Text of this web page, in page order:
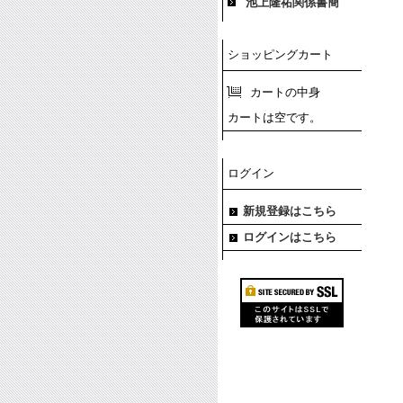
ショッピングカート
カートの中身
カートは空です。
ログイン
新規登録はこちら
ログインはこちら